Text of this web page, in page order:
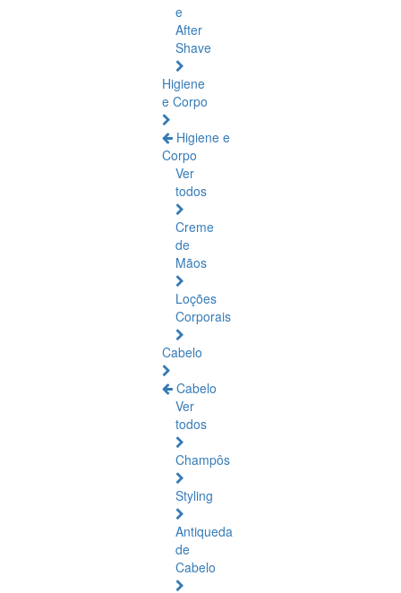
e
After
Shave
Higiene
e Corpo
Higiene e
Corpo
Ver
todos
Creme
de
Mãos
Loções
Corporais
Cabelo
Cabelo
Ver
todos
Champôs
Styling
Antiqueda
de
Cabelo